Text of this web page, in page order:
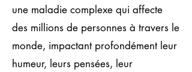
une maladie complexe qui affecte
des millions de personnes à travers le
monde, impactant profondément leur
humeur, leurs pensées, leur